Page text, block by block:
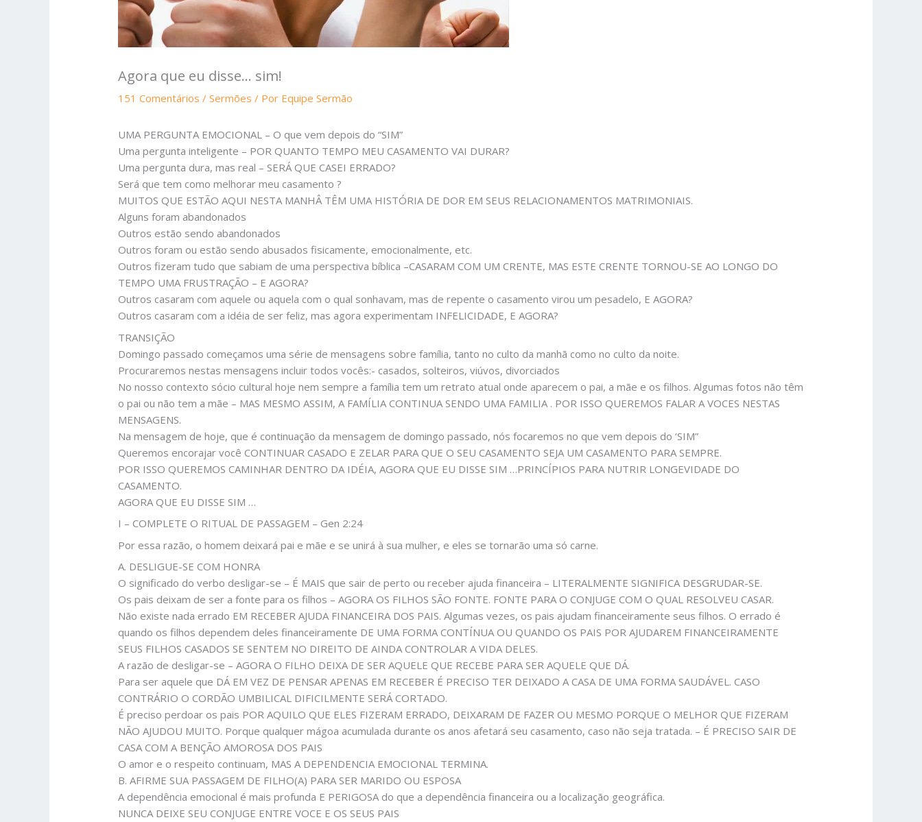
Agora que eu disse… sim!
151 Comentários /Sermões / Por Equipe Sermão
UMA PERGUNTA EMOCIONAL – O que vem depois do “SIM”
Uma pergunta inteligente – POR QUANTO TEMPO MEU CASAMENTO VAI DURAR?
Uma pergunta dura, mas real – SERÁ QUE CASEI ERRADO?
Será que tem como melhorar meu casamento ?
MUITOS QUE ESTÃO AQUI NESTA MANHÂ TÊM UMA HISTÓRIA DE DOR EM SEUS RELACIONAMENTOS MATRIMONIAIS.
Alguns foram abandonados
Outros estão sendo abandonados
Outros foram ou estão sendo abusados fisicamente, emocionalmente, etc.
Outros fizeram tudo que sabiam de uma perspectiva bíblica –CASARAM COM UM CRENTE, MAS ESTE CRENTE TORNOU-SE AO LONGO DO
TEMPO UMA FRUSTRAÇÃO – E AGORA?
Outros casaram com aquele ou aquela com o qual sonhavam, mas de repente o casamento virou um pesadelo, E AGORA?
Outros casaram com a idéia de ser feliz, mas agora experimentam INFELICIDADE, E AGORA?
TRANSIÇÃO
Domingo passado começamos uma série de mensagens sobre família, tanto no culto da manhã como no culto da noite.
Procuraremos nestas mensagens incluir todos vocês:- casados, solteiros, viúvos, divorciados
No nosso contexto sócio cultural hoje nem sempre a família tem um retrato atual onde aparecem o pai, a mãe e os filhos. Algumas fotos não têm
o pai ou não tem a mãe – MAS MESMO ASSIM, A FAMÍLIA CONTINUA SENDO UMA FAMILIA . POR ISSO QUEREMOS FALAR A VOCES NESTAS
MENSAGENS.
Na mensagem de hoje, que é continuação da mensagem de domingo passado, nós focaremos no que vem depois do ‘SIM”
Queremos encorajar você CONTINUAR CASADO E ZELAR PARA QUE O SEU CASAMENTO SEJA UM CASAMENTO PARA SEMPRE.
POR ISSO QUEREMOS CAMINHAR DENTRO DA IDÉIA, AGORA QUE EU DISSE SIM …PRINCÍPIOS PARA NUTRIR LONGEVIDADE DO
CASAMENTO.
AGORA QUE EU DISSE SIM …
I – COMPLETE O RITUAL DE PASSAGEM – Gen 2:24
Por essa razão, o homem deixará pai e mãe e se unirá à sua mulher, e eles se tornarão uma só carne.
A. DESLIGUE-SE COM HONRA
O significado do verbo desligar-se – É MAIS que sair de perto ou receber ajuda financeira – LITERALMENTE SIGNIFICA DESGRUDAR-SE.
Os pais deixam de ser a fonte para os filhos – AGORA OS FILHOS SÃO FONTE. FONTE PARA O CONJUGE COM O QUAL RESOLVEU CASAR.
Não existe nada errado EM RECEBER AJUDA FINANCEIRA DOS PAIS. Algumas vezes, os pais ajudam financeiramente seus filhos. O errado é
quando os filhos dependem deles financeiramente DE UMA FORMA CONTÍNUA OU QUANDO OS PAIS POR AJUDAREM FINANCEIRAMENTE
SEUS FILHOS CASADOS SE SENTEM NO DIREITO DE AINDA CONTROLAR A VIDA DELES.
A razão de desligar-se – AGORA O FILHO DEIXA DE SER AQUELE QUE RECEBE PARA SER AQUELE QUE DÁ.
Para ser aquele que DÁ EM VEZ DE PENSAR APENAS EM RECEBER É PRECISO TER DEIXADO A CASA DE UMA FORMA SAUDÁVEL. CASO
CONTRÁRIO O CORDÃO UMBILICAL DIFICILMENTE SERÁ CORTADO.
É preciso perdoar os pais POR AQUILO QUE ELES FIZERAM ERRADO, DEIXARAM DE FAZER OU MESMO PORQUE O MELHOR QUE FIZERAM
NÃO AJUDOU MUITO. Porque qualquer mágoa acumulada durante os anos afetará seu casamento, caso não seja tratada. – É PRECISO SAIR DE
CASA COM A BENÇÃO AMOROSA DOS PAIS
O amor e o respeito continuam, MAS A DEPENDENCIA EMOCIONAL TERMINA.
B. AFIRME SUA PASSAGEM DE FILHO(A) PARA SER MARIDO OU ESPOSA
A dependência emocional é mais profunda E PERIGOSA do que a dependência financeira ou a localização geográfica.
NUNCA DEIXE SEU CONJUGE ENTRE VOCE E OS SEUS PAIS